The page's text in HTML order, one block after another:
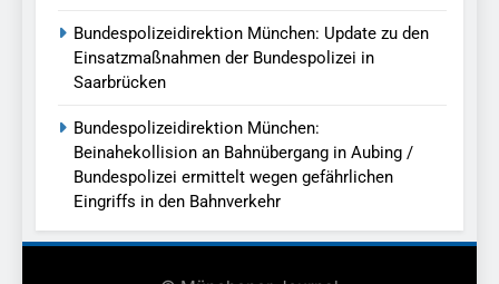
Bundespolizeidirektion München: Update zu den
Einsatzmaßnahmen der Bundespolizei in
Saarbrücken
Bundespolizeidirektion München:
Beinahekollision an Bahnübergang in Aubing /
Bundespolizei ermittelt wegen gefährlichen
Eingriffs in den Bahnverkehr